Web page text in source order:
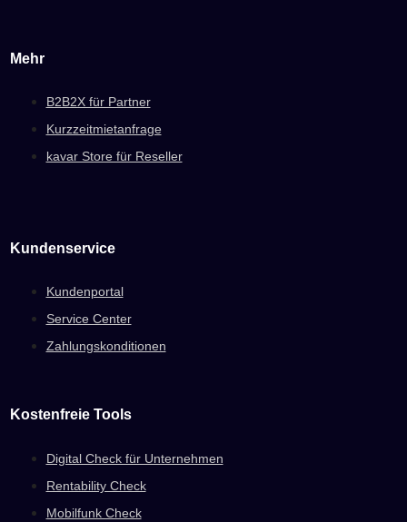
Mehr
B2B2X für Partner
Kurzzeitmietanfrage
kavar Store für Reseller
Kundenservice
Kundenportal
Service Center
Zahlungskonditionen
Kostenfreie Tools
Digital Check für Unternehmen
Rentability Check
Mobilfunk Check